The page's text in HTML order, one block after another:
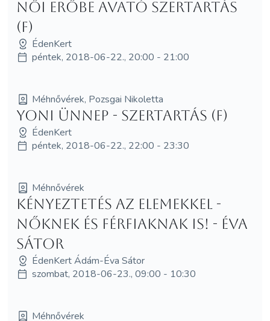
Női Erőbe avató szertartás
(F)
ÉdenKert
péntek, 2018-06-22., 20:00 - 21:00
Méhnővérek, Pozsgai Nikoletta
Yoni Ünnep - szertartás (F)
ÉdenKert
péntek, 2018-06-22., 22:00 - 23:30
Méhnővérek
Kényeztetés az elemekkel -
nőknek és férfiaknak is! - Éva
Sátor
ÉdenKert Ádám-Éva Sátor
szombat, 2018-06-23., 09:00 - 10:30
Méhnővérek